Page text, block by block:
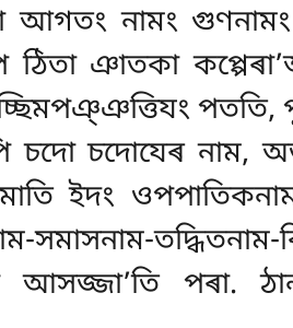
আগতং নামং
ঠিতা ঞাতকা
পততি,
চদো চদোযেৰ নাম,
ইদং
তদ্ধিতনাম-
পৰা.